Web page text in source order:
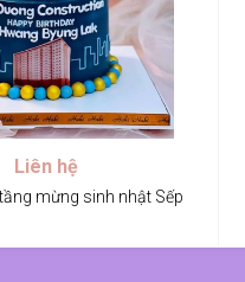
Liên hệ
mừng sinh nhật Sếp